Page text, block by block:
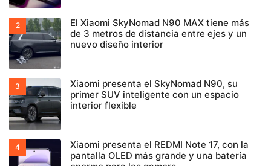
El Xiaomi SkyNomad N90 MAX tiene más
de 3 metros de distancia entre ejes y un
nuevo diseño interior
Xiaomi presenta el SkyNomad N90, su
primer SUV inteligente con un espacio
interior flexible
Xiaomi presenta el REDMI Note 17, con la
pantalla OLED más grande y una batería